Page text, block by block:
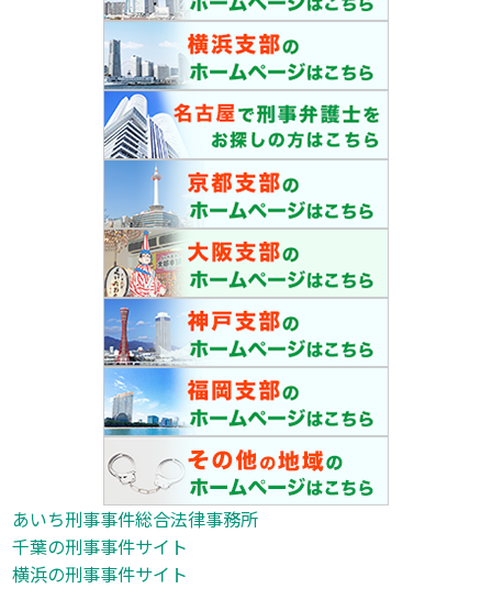
あいち刑事事件総合法律事務所
千葉の刑事事件サイト
横浜の刑事事件サイト